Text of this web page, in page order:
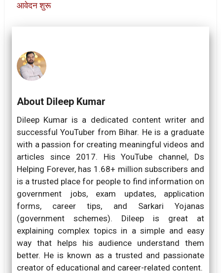
आवेदन शुरू
About Dileep Kumar
Dileep Kumar is a dedicated content writer and
successful YouTuber from Bihar. He is a graduate
with a passion for creating meaningful videos and
articles since 2017. His YouTube channel, Ds
Helping Forever, has 1.68+ million subscribers and
is a trusted place for people to find information on
government jobs, exam updates, application
forms, career tips, and Sarkari Yojanas
(government schemes). Dileep is great at
explaining complex topics in a simple and easy
way that helps his audience understand them
better. He is known as a trusted and passionate
creator of educational and career-related content.